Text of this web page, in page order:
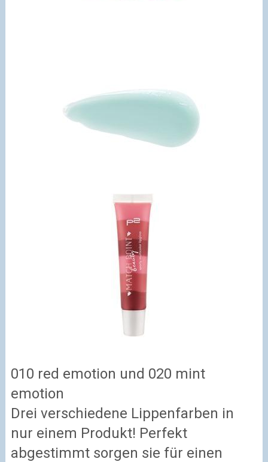
010 red emotion und 020 mint
emotion
Drei verschiedene Lippenfarben in
nur einem Produkt! Perfekt
abgestimmt sorgen sie für einen